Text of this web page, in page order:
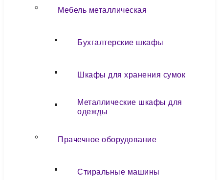
Мебель металлическая
Бухгалтерские шкафы
Шкафы для хранения сумок
Металлические шкафы для
одежды
Прачечное оборудование
Стиральные машины